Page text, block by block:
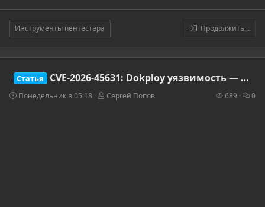
Инструменты пентестера Продолжить...
Статья CVE-2026-45631: Dokploy уязвимость — захват PaaS-платформы через hardcoded secret и поддельный JWT
Понедельник в 05:18 Сергей Попов 689 0